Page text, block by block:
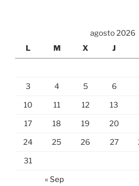
agosto 2026
L
M X J
3 4 5 6
10 11 12 13
17 18 19 20
24 25 26 27
31
« Sep